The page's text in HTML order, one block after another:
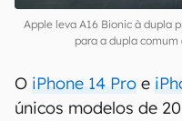
Apple leva A16 Bionic à dupla
para a dupla
O iPhone 14 Pro e
únicos modelos de